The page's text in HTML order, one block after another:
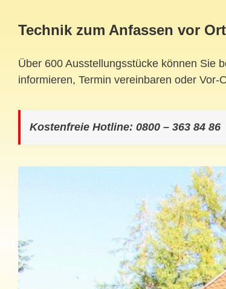
Technik zum Anfassen vor
Über 600 Ausstellungsstücke können Sie
informieren, Termin vereinbaren oder
Kostenfreie Hotline: 0800 – 363 84 86